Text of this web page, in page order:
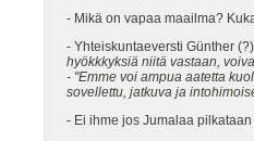
- Mikä on vapaa maailma?
- Yhteiskuntaeversti Günther
hyökkkyksiä niitä vastaan,
- "Emme voi ampua aatetta
sovellettu, jatkuva ja
- Ei ihme jos Jumalaa